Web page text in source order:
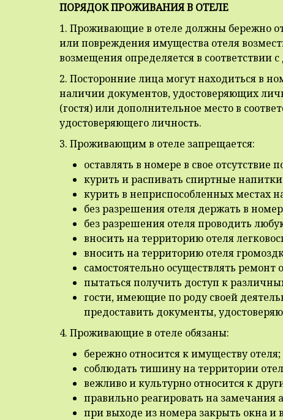
ПОРЯДОК ПРОЖИВАНИЯ В ОТЕЛЕ
1. Проживающие в отеле должны бережно
или повреждения имущества отеля
возмещения определяется в
2. Посторонние лица могут находиться в
наличии документов, удостоверяющих
(гостя) или дополнительное место в
удостоверяющего личность.
3. Проживающим в отеле запрещается:
оставлять в номере в свое
курить и распивать спиртные
курить в неприспособленных местах
без разрешения отеля держать в
без разрешения отеля проводить
вносить на территорию отеля
вносить на территорию отеля
самостоятельно осуществлять ремонт
пытаться получить доступ к
гости, имеющие по роду своей
предоставить документы,
4. Проживающие в отеле обязаны:
бережно относится к имуществу отеля;
соблюдать тишину на территории
вежливо и культурно относится к
правильно реагировать на замечания
при выходе из номера закрыть окна и